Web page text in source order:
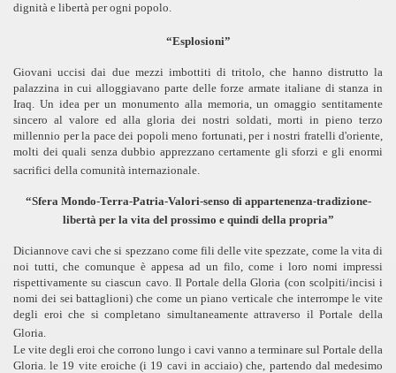
dignità e libertà per ogni popolo.
“Esplosioni”
Giovani uccisi dai due mezzi imbottiti di tritolo, che hanno distrutto la
palazzina in cui alloggiavano parte delle forze armate italiane di stanza in
Iraq. Un idea per un monumento alla memoria, un omaggio sentitamente
sincero al valore ed alla gloria dei nostri soldati, morti in pieno terzo
millennio per la pace dei popoli meno fortunati, per i nostri fratelli d'oriente,
molti dei quali senza dubbio apprezzano certamente gli sforzi e gli enormi
sacrifici della comunità internazionale.
“Sfera Mondo-Terra-Patria-Valori-senso di appartenenza-tradizione-
libertà per la vita del prossimo e quindi della propria”
Diciannove cavi che si spezzano come fili delle vite spezzate, come la vita di
noi tutti, che comunque è appesa ad un filo, come i loro nomi impressi
rispettivamente su ciascun cavo. Il Portale della Gloria (con scolpiti/incisi i
nomi dei sei battaglioni) che come un piano verticale che interrompe le vite
degli eroi che si completano simultaneamente attraverso il Portale della
Gloria.
Le vite degli eroi che corrono lungo i cavi vanno a terminare sul Portale della
Gloria. le 19 vite eroiche (i 19 cavi in acciaio) che, partendo dal medesimo